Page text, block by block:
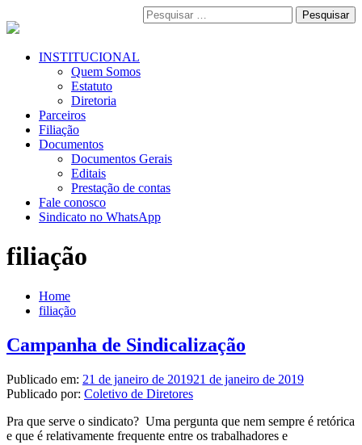
para
conteúdo
Pesquisar
por:
Menu
INSTITUCIONAL
Quem Somos
Estatuto
Diretoria
Parceiros
Filiação
Documentos
Documentos Gerais
Editais
Prestação de contas
Fale conosco
Sindicato no WhatsApp
filiação
Home
filiação
Campanha de Sindicalização
Publicado em: 21 de janeiro de 201921 de janeiro de 2019
Publicado por: Coletivo de Diretores
Pra que serve o sindicato? Uma pergunta que nem sempre é retórica
e que é relativamente frequente entre os trabalhadores e